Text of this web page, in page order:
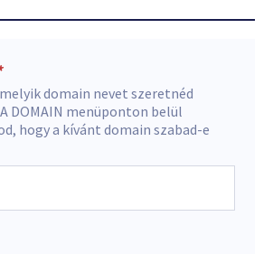
domain nevet szeretnéd
DOMAIN menüponton belül
hogy a kívánt domain szabad-e